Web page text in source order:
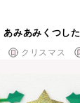
あみあみくつした
クリスマス